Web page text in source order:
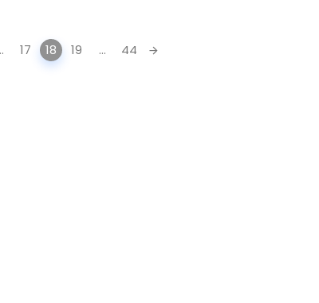
17 18 19 ... 44